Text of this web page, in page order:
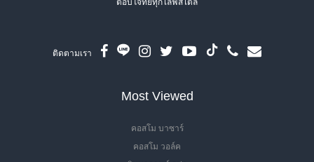
ติดตามเรา
Most Viewed
คอสโม บาซาร์
คอสโม วอล์ค